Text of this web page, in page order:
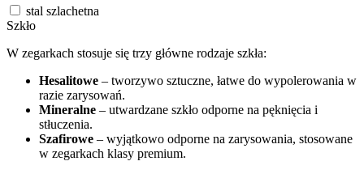
stal szlachetna
Szkło
W zegarkach stosuje się trzy główne rodzaje szkła:
Hesalitowe – tworzywo sztuczne, łatwe do wypolerowania w
razie zarysowań.
Mineralne – utwardzane szkło odporne na pęknięcia i
stłuczenia.
Szafirowe – wyjątkowo odporne na zarysowania, stosowane
w zegarkach klasy premium.